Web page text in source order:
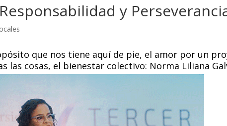
y
que nos tiene aquí de pie, el amor por un
las cosas, el bienestar colectivo: Norma Liliana